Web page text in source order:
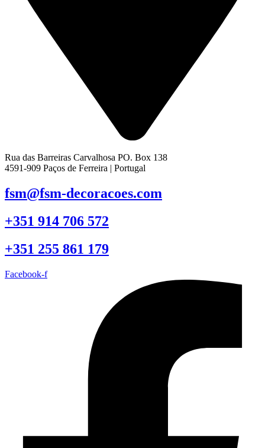
Rua das Barreiras Carvalhosa PO. Box 138
4591-909 Paços de Ferreira | Portugal
fsm@fsm-decoracoes.com
+351 914 706 572
+351 255 861 179
Facebook-f